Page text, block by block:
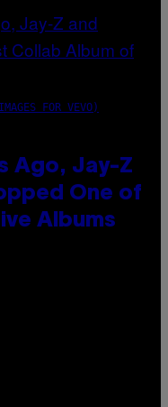
FOR VEVO)
Ago, Jay-Z
One of
Albums